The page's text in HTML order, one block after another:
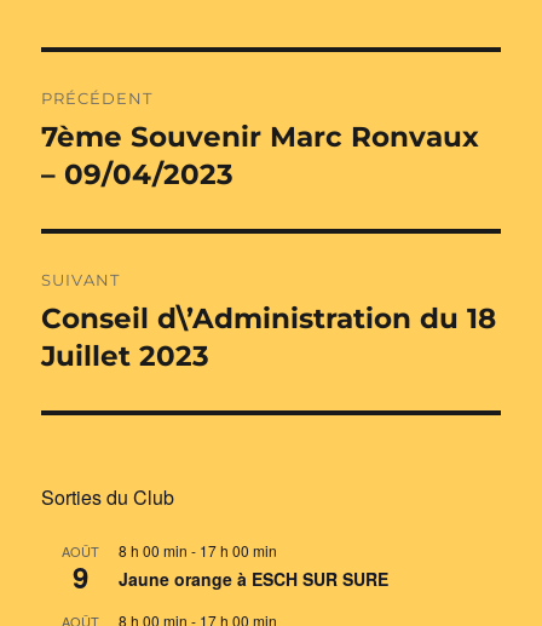
de
l’article
PRÉCÉDENT
Publication
précédente :
7ème Souvenir Marc Ronvaux
– 09/04/2023
SUIVANT
Publication
suivante :
Conseil d\’Administration du 18
Juillet 2023
Sorties du Club
AOÛT
9
8 h 00 min - 17 h 00 min
Jaune orange à ESCH SUR SURE
AOÛT 8 h 00 min - 17 h 00 min